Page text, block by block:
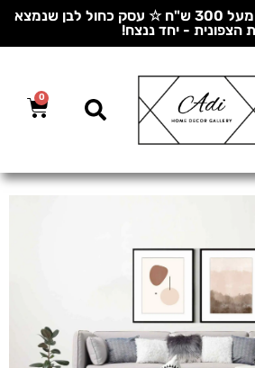
☆ משלוח חינם בקנייה מעל 300 ש"ח ☆ עסק כחול לבן שנמצא
הצפונית - יחד ננצח!
0